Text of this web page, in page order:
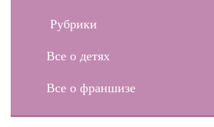
Рубрики
Все о детях
Все о франшизе